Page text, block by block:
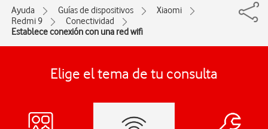
Ayuda Guías de dispositivos
Xiaomi
Redmi 9
Conectividad
Establece conexión con una red wifi
Elige el tema de tu consulta